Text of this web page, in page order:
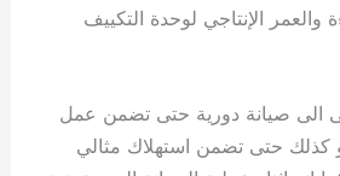
والعمر الإنتاجي لوحدة التكييف
الى صيانة دورية حتى تضمن عمل
كذلك حتى تضمن استهلاك مثالي